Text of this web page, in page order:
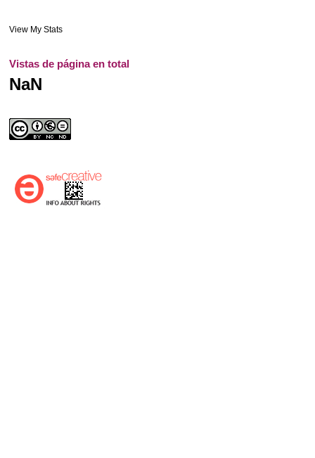
View My Stats
Vistas de página en total
NaN